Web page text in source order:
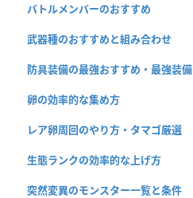
バトルメンバーのおすすめ
武器種のおすすめと組み合わせ
防具装備の最強おすすめ・最強装備
卵の効率的な集め方
レア卵周回のやり方・タマゴ厳選
生態ランクの効率的な上げ方
突然変異のモンスター一覧と条件